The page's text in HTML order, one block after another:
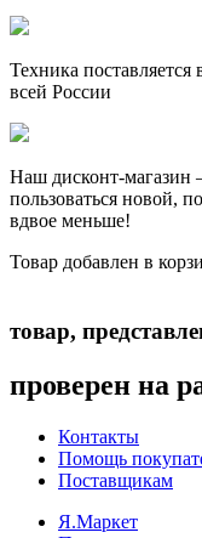
Техника
всей России
Наш дисконт-магазин
пользоваться новой,
вдвое меньше!
Товар добавлен в
товар,
проверен на
Контакты
Помощь
Поставщикам
Я.Маркет